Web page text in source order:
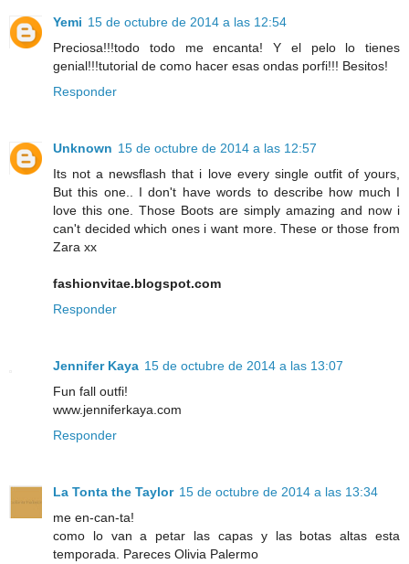
Yemi 15 de octubre de 2014 a las 12:54
Preciosa!!!todo todo me encanta! Y el pelo lo tienes
genial!!!tutorial de como hacer esas ondas porfi!!! Besitos!
Responder
Unknown 15 de octubre de 2014 a las 12:57
Its not a newsflash that i love every single outfit of yours,
But this one.. I don't have words to describe how much I
love this one. Those Boots are simply amazing and now i
can't decided which ones i want more. These or those from
Zara xx
fashionvitae.blogspot.com
Responder
Jennifer Kaya 15 de octubre de 2014 a las 13:07
Fun fall outfi!
www.jenniferkaya.com
Responder
La Tonta the Taylor 15 de octubre de 2014 a las 13:34
me en-can-ta!
como lo van a petar las capas y las botas altas esta
temporada. Pareces Olivia Palermo